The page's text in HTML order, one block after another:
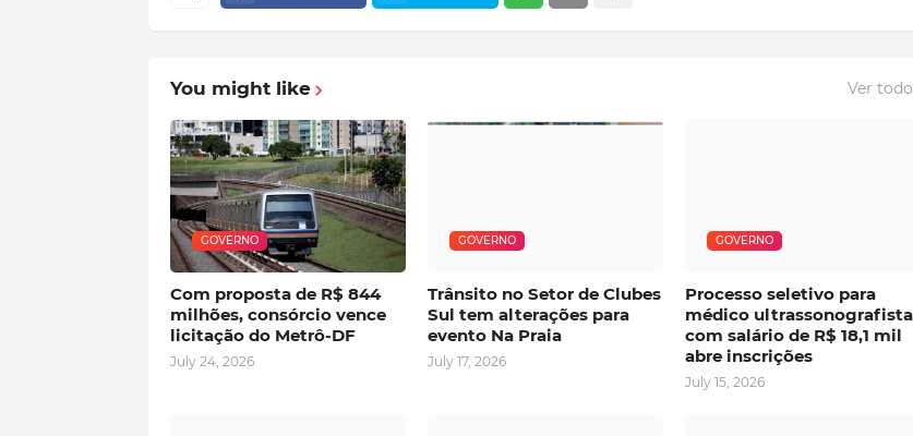
You might like Ver
GOVERNO
Com proposta de R$ 844
milhões, consórcio vence
licitação do Metrô-DF
July 24, 2026
GOVERNO
Trânsito no Setor de Clubes
Sul tem alterações para
evento Na Praia
July 17, 2026
GOVERNO
Processo seletivo para
médico ultrassonografista
com salário de R$ 18,1 mil
abre inscrições
July 15, 2026